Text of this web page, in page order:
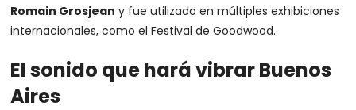
Romain Grosjean y fue utilizado en múltiples exhibiciones
internacionales, como el Festival de Goodwood.
El sonido que hará vibrar Buenos
Aires